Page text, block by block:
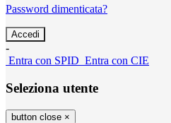
Password dimenticata?
-
Entra con SPID Entra con CIE
Seleziona utente
button close ×